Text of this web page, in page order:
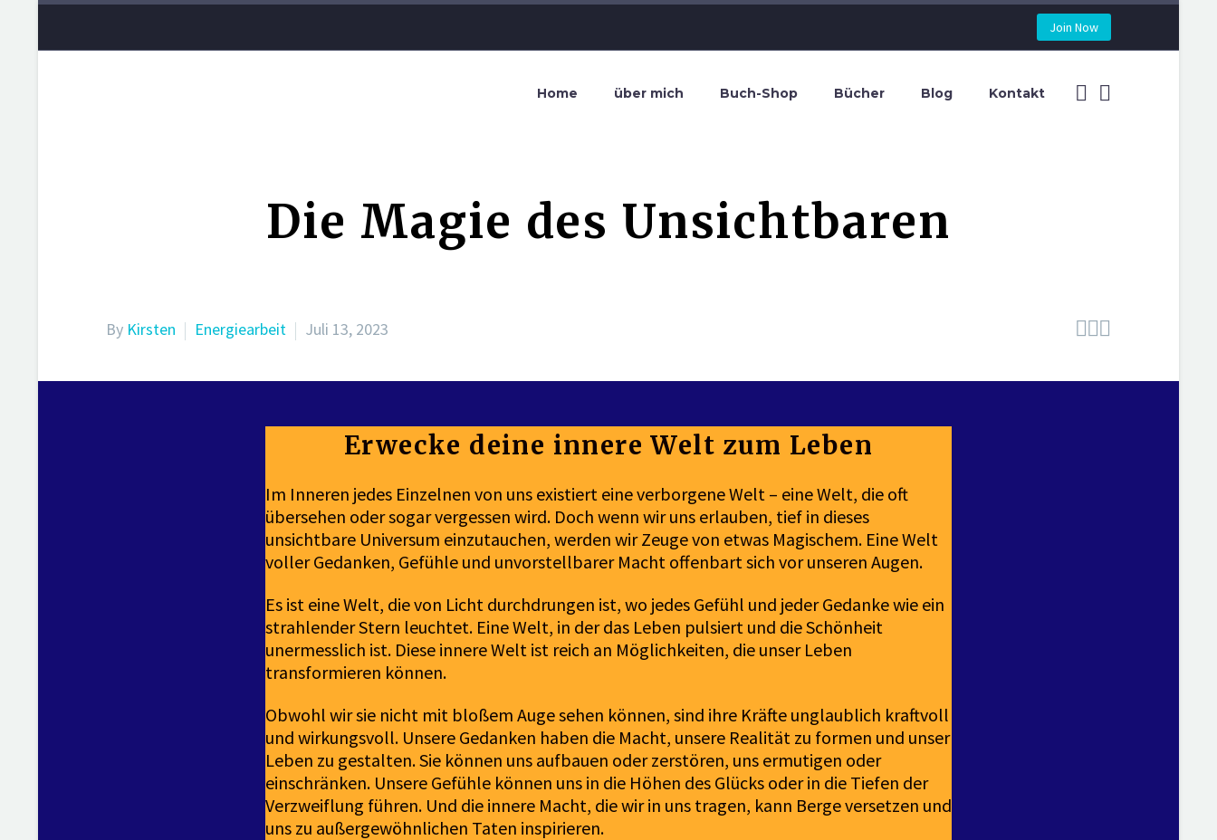
Join Now
Home über mich Buch-Shop Bücher Blog Kontakt
Die Magie des Unsichtbaren

By Kirsten Energiearbeit Juli 13, 2023
Erwecke deine innere Welt zum Leben
Im Inneren jedes Einzelnen von uns existiert eine verborgene Welt – eine Welt, die oft
übersehen oder sogar vergessen wird. Doch wenn wir uns erlauben, tief in dieses
unsichtbare Universum einzutauchen, werden wir Zeuge von etwas Magischem. Eine Welt
voller Gedanken, Gefühle und unvorstellbarer Macht offenbart sich vor unseren Augen.
Es ist eine Welt, die von Licht durchdrungen ist, wo jedes Gefühl und jeder Gedanke wie ein
strahlender Stern leuchtet. Eine Welt, in der das Leben pulsiert und die Schönheit
unermesslich ist. Diese innere Welt ist reich an Möglichkeiten, die unser Leben
transformieren können.
Obwohl wir sie nicht mit bloßem Auge sehen können, sind ihre Kräfte unglaublich kraftvoll
und wirkungsvoll. Unsere Gedanken haben die Macht, unsere Realität zu formen und unser
Leben zu gestalten. Sie können uns aufbauen oder zerstören, uns ermutigen oder
einschränken. Unsere Gefühle können uns in die Höhen des Glücks oder in die Tiefen der
Verzweiflung führen. Und die innere Macht, die wir in uns tragen, kann Berge versetzen und
uns zu außergewöhnlichen Taten inspirieren.